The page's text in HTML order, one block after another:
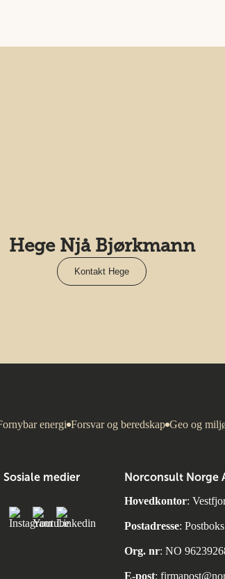
Hege Njå Bjørkmann
Kontakt Hege
energi Forsvar og beredskap Geo og
Sosiale medier Norconsult Norge
Hovedkontor:
Postadresse:
Org. nr: NO
E-post: